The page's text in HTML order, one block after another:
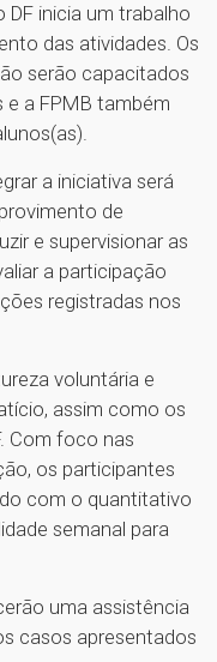
DF inicia um trabalho
das atividades. Os
serão capacitados
a FPMB também
a iniciativa será
de
e supervisionar as
a participação
registradas nos
voluntária e
assim como os
Com foco nas
os participantes
com o quantitativo
semanal para
uma assistência
casos apresentados